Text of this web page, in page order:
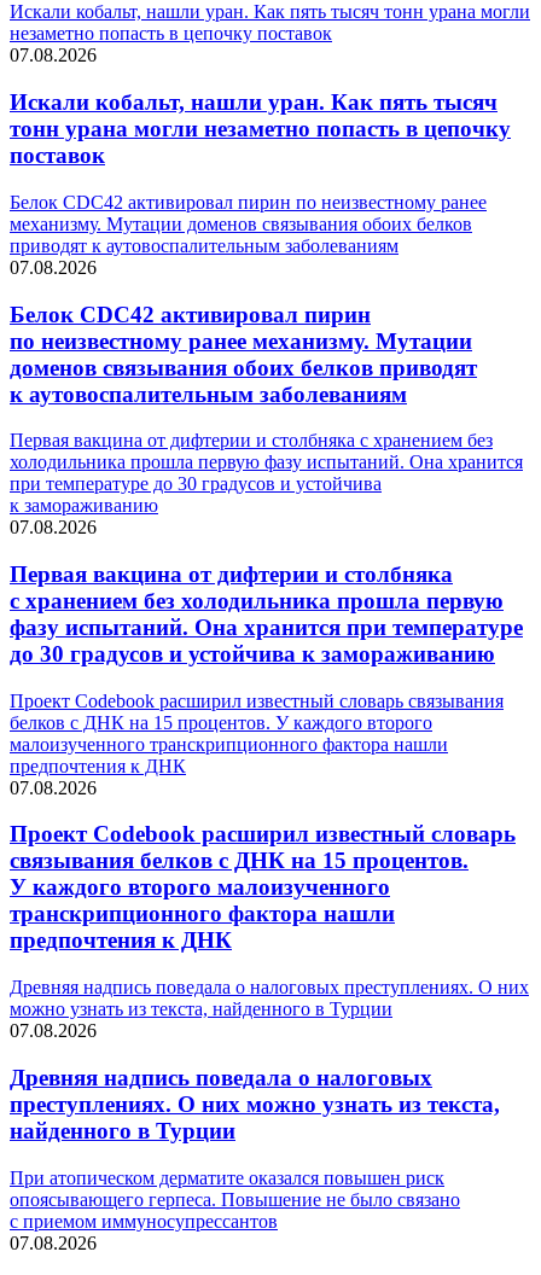
Искали кобальт, нашли уран. Как пять тысяч тонн урана могли
незаметно попасть в цепочку поставок
07.08.2026
Искали кобальт, нашли уран. Как пять тысяч
тонн урана могли незаметно попасть в цепочку
поставок
Белок CDC42 активировал пирин по неизвестному ранее
механизму. Мутации доменов связывания обоих белков
приводят к аутовоспалительным заболеваниям
07.08.2026
Белок CDC42 активировал пирин
по неизвестному ранее механизму. Мутации
доменов связывания обоих белков приводят
к аутовоспалительным заболеваниям
Первая вакцина от дифтерии и столбняка с хранением без
холодильника прошла первую фазу испытаний. Она хранится
при температуре до 30 градусов и устойчива
к замораживанию
07.08.2026
Первая вакцина от дифтерии и столбняка
с хранением без холодильника прошла первую
фазу испытаний. Она хранится при температуре
до 30 градусов и устойчива к замораживанию
Проект Codebook расширил известный словарь связывания
белков с ДНК на 15 процентов. У каждого второго
малоизученного транскрипционного фактора нашли
предпочтения к ДНК
07.08.2026
Проект Codebook расширил известный словарь
связывания белков с ДНК на 15 процентов.
У каждого второго малоизученного
транскрипционного фактора нашли
предпочтения к ДНК
Древняя надпись поведала о налоговых преступлениях. О них
можно узнать из текста, найденного в Турции
07.08.2026
Древняя надпись поведала о налоговых
преступлениях. О них можно узнать из текста,
найденного в Турции
При атопическом дерматите оказался повышен риск
опоясывающего герпеса. Повышение не было связано
с приемом иммуносупрессантов
07.08.2026